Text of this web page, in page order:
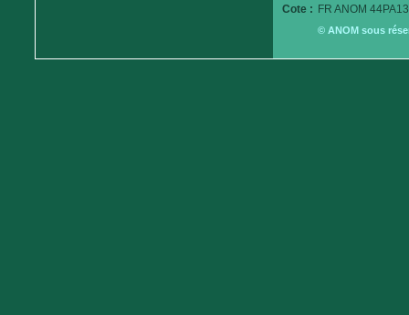
Cote : FR ANOM
© ANOM sous